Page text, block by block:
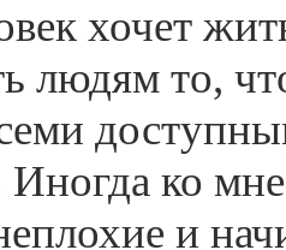
хочет
людям то,
Иногда ко
и